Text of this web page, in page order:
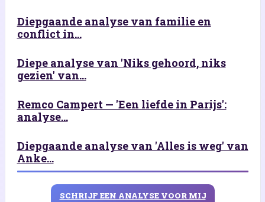
Diepgaande analyse van familie en
conflict in...
Diepe analyse van 'Niks gehoord, niks
gezien' van...
Remco Campert — 'Een liefde in Parijs':
analyse...
Diepgaande analyse van 'Alles is weg' van
Anke...
SCHRIJF EEN ANALYSE VOOR MIJ